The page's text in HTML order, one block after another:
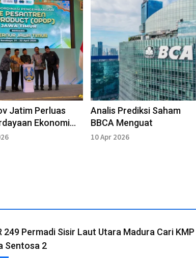
Jatim Perluas
Ekonomi
melalui OPOP
Analis Prediksi Saham
BBCA Menguat
10 Apr 2026
249 Permadi Sisir Laut Utara Madura Cari KMP
Sentosa 2